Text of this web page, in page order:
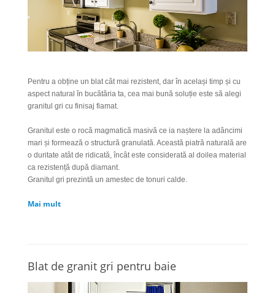
Pentru a obține un blat cât mai rezistent, dar în același timp și cu
aspect natural în bucătăria ta, cea mai bună soluție este să alegi
granitul gri cu finisaj fiamat.
Granitul este o rocă magmatică masivă ce ia naștere la adâncimi
mari și formează o structură granulată. Această piatră naturală are
o duritate atât de ridicată, încât este considerată al doilea material
ca rezistență după diamant.
Granitul gri prezintă un amestec de tonuri calde.
Mai mult
Blat de granit gri pentru baie